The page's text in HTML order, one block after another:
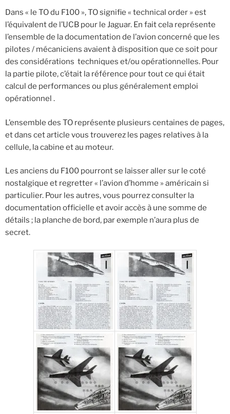
Dans « le TO du F100 », TO signifie « technical order » est
l’équivalent de l’UCB pour le Jaguar. En fait cela représente
l’ensemble de la documentation de l’avion concerné que les
pilotes / mécaniciens avaient à disposition que ce soit pour
des considérations techniques et/ou opérationnelles. Pour
la partie pilote, c’était la référence pour tout ce qui était
calcul de performances ou plus généralement emploi
opérationnel .
L’ensemble des TO représente plusieurs centaines de pages,
et dans cet article vous trouverez les pages relatives à la
cellule, la cabine et au moteur.
Les anciens du F100 pourront se laisser aller sur le coté
nostalgique et regretter « l’avion d’homme » américain si
particulier. Pour les autres, vous pourrez consulter la
documentation officielle et avoir accès à une somme de
détails ; la planche de bord, par exemple n’aura plus de
secret.